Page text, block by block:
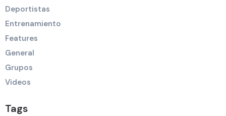
Deportistas
Entrenamiento
Features
General
Grupos
Videos
Tags